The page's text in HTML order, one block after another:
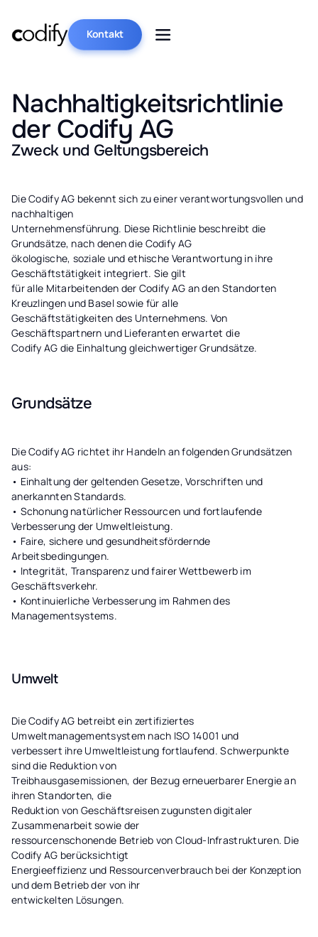
Kontakt
Nachhaltigkeitsrichtlinie
der Codify AG
Zweck und Geltungsbereich
Die Codify AG bekennt sich zu einer verantwortungsvollen und
nachhaltigen
Unternehmensführung. Diese Richtlinie beschreibt die
Grundsätze, nach denen die Codify AG
ökologische, soziale und ethische Verantwortung in ihre
Geschäftstätigkeit integriert. Sie gilt
für alle Mitarbeitenden der Codify AG an den Standorten
Kreuzlingen und Basel sowie für alle
Geschäftstätigkeiten des Unternehmens. Von
Geschäftspartnern und Lieferanten erwartet die
Codify AG die Einhaltung gleichwertiger Grundsätze.
Grundsätze
Die Codify AG richtet ihr Handeln an folgenden Grundsätzen
aus:
• Einhaltung der geltenden Gesetze, Vorschriften und
anerkannten Standards.
• Schonung natürlicher Ressourcen und fortlaufende
Verbesserung der Umweltleistung.
• Faire, sichere und gesundheitsfördernde
Arbeitsbedingungen.
• Integrität, Transparenz und fairer Wettbewerb im
Geschäftsverkehr.
• Kontinuierliche Verbesserung im Rahmen des
Managementsystems.
Umwelt
Die Codify AG betreibt ein zertifiziertes
Umweltmanagementsystem nach ISO 14001 und
verbessert ihre Umweltleistung fortlaufend. Schwerpunkte
sind die Reduktion von
Treibhausgasemissionen, der Bezug erneuerbarer Energie an
ihren Standorten, die
Reduktion von Geschäftsreisen zugunsten digitaler
Zusammenarbeit sowie der
ressourcenschonende Betrieb von Cloud-Infrastrukturen. Die
Codify AG berücksichtigt
Energieeffizienz und Ressourcenverbrauch bei der Konzeption
und dem Betrieb der von ihr
entwickelten Lösungen.